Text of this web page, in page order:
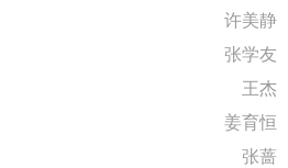
许美静
张学友
王杰
姜育恒
张蔷